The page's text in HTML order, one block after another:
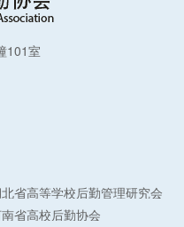
101室
省高等学校后勤管理研究会
省高校后勤协会